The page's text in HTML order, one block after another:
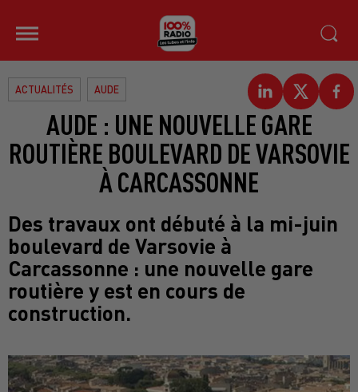
ACTUALITÉS AUDE
AUDE : UNE NOUVELLE GARE
ROUTIÈRE BOULEVARD DE VARSOVIE
À CARCASSONNE
Des travaux ont débuté à la mi-juin
boulevard de Varsovie à
Carcassonne : une nouvelle gare
routière y est en cours de
construction.